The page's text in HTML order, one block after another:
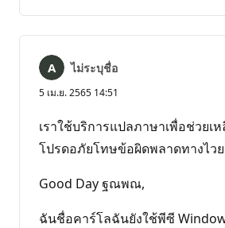
ไม่ระบุชื่อ
5 เม.ย. 2565 14:51
เราใช้บริการแปลภาษาเพื่อช่วยเ
โปรดอภัยโทษข้อผิดพลาดทางไว
Good Day ฐณพณ,
ฉันชื่อคาร์โลฉันยังใช้พีซี